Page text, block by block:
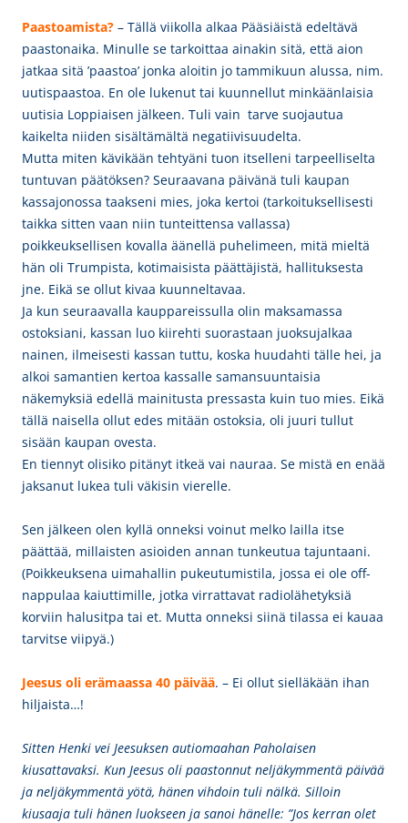
Paastoamista? – Tällä viikolla alkaa Pääsiäistä edeltävä
paastonaika. Minulle se tarkoittaa ainakin sitä, että aion
jatkaa sitä ’paastoa’ jonka aloitin jo tammikuun alussa, nim.
uutispaastoa. En ole lukenut tai kuunnellut minkäänlaisia
uutisia Loppiaisen jälkeen. Tuli vain tarve suojautua
kaikelta niiden sisältämältä negatiivisuudelta.
Mutta miten kävikään tehtyäni tuon itselleni tarpeelliselta
tuntuvan päätöksen? Seuraavana päivänä tuli kaupan
kassajonossa taakseni mies, joka kertoi (tarkoituksellisesti
taikka sitten vaan niin tunteittensa vallassa)
poikkeuksellisen kovalla äänellä puhelimeen, mitä mieltä
hän oli Trumpista, kotimaisista päättäjistä, hallituksesta
jne. Eikä se ollut kivaa kuunneltavaa.
Ja kun seuraavalla kauppareissulla olin maksamassa
ostoksiani, kassan luo kiirehti suorastaan juoksujalkaa
nainen, ilmeisesti kassan tuttu, koska huudahti tälle hei, ja
alkoi samantien kertoa kassalle samansuuntaisia
näkemyksiä edellä mainitusta pressasta kuin tuo mies. Eikä
tällä naisella ollut edes mitään ostoksia, oli juuri tullut
sisään kaupan ovesta.
En tiennyt olisiko pitänyt itkeä vai nauraa. Se mistä en enää
jaksanut lukea tuli väkisin vierelle.
Sen jälkeen olen kyllä onneksi voinut melko lailla itse
päättää, millaisten asioiden annan tunkeutua tajuntaani.
(Poikkeuksena uimahallin pukeutumistila, jossa ei ole off-
nappulaa kaiuttimille, jotka virrattavat radiolähetyksiä
korviin halusitpa tai et. Mutta onneksi siinä tilassa ei kauaa
tarvitse viipyä.)
Jeesus oli erämaassa 40 päivää. – Ei ollut sielläkään ihan
hiljaista…!
Sitten Henki vei Jeesuksen autiomaahan Paholaisen
kiusattavaksi. Kun Jeesus oli paastonnut neljäkymmentä päivää
ja neljäkymmentä yötä, hänen vihdoin tuli nälkä. Silloin
kiusaaja tuli hänen luokseen ja sanoi hänelle: ”Jos kerran olet